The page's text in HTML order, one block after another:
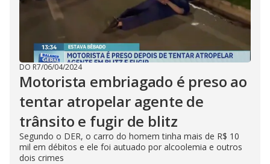
DO R7/06/04/2024
Motorista embriagado é preso ao
tentar atropelar agente de
trânsito e fugir de blitz
Segundo o DER, o carro do homem tinha mais de R$ 10
mil em débitos e ele foi autuado por alcoolemia e outros
dois crimes